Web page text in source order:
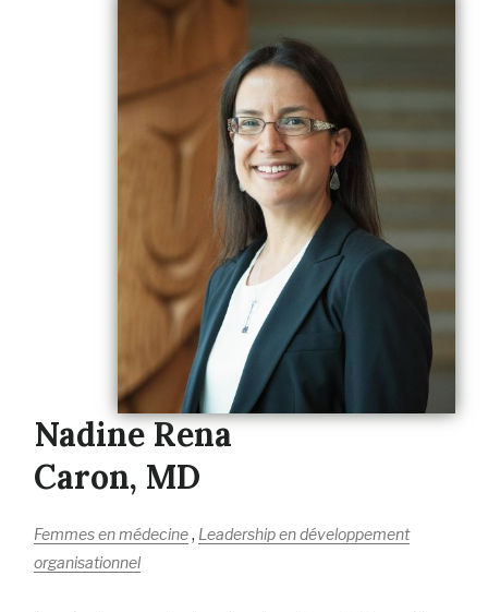
Nadine Rena
Caron, MD
Femmes en médecine, Leadership en développement
organisationnel